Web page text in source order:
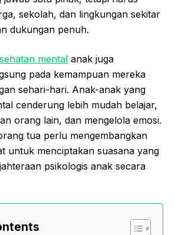
sekolah, dan lingkungan sekitar
dukungan penuh.
mental anak juga
pada kemampuan mereka
sehari-hari. Anak-anak yang
cenderung lebih mudah belajar,
orang lain, dan mengelola emosi.
tua perlu mengembangkan
untuk menciptakan suasana yang
psikologis anak secara